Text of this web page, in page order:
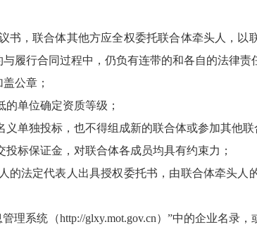
书，联合体其他方应全权委托联合体牵头人，以
履行合同过程中，仍负有连带的和各自的法律
公章；
单位确定资质等级；
单独投标，也不得组成新的联合体或参加其他联
标保证金，对联合体各成员均具有约束力；
法定代表人出具授权委托书，由联合体牵头人
理系统（http://glxy.mot.gov.cn）”中的企业名录